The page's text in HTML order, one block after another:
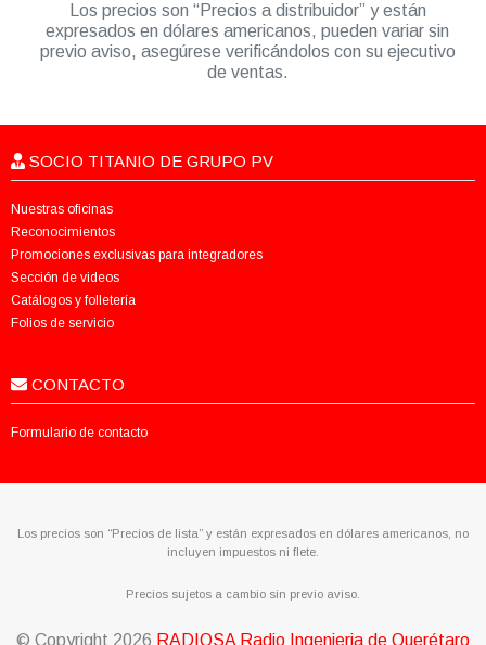
Los precios son “Precios a distribuidor” y están
expresados en dólares americanos, pueden variar sin
previo aviso, asegúrese verificándolos con su ejecutivo
de ventas.
SOCIO TITANIO DE GRUPO PV
Nuestras oficinas
Reconocimientos
Promociones exclusivas para integradores
Sección de videos
Catálogos y folletería
Folios de servicio
CONTACTO
Formulario de contacto
Los precios son “Precios de lista” y están expresados en dólares americanos, no
incluyen impuestos ni flete.
Precios sujetos a cambio sin previo aviso.
© Copyright 2026 RADIQSA Radio Ingenieria de Querétaro